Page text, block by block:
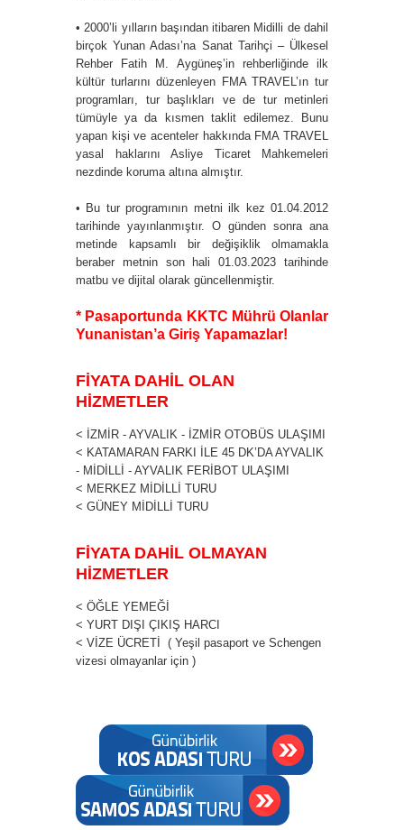
• 2000’li yılların başından itibaren Midilli de dahil
birçok Yunan Adası’na Sanat Tarihçi – Ülkesel
Rehber Fatih M. Aygüneş’in rehberliğinde ilk
kültür turlarını düzenleyen FMA TRAVEL’ın tur
programları, tur başlıkları ve de tur metinleri
tümüyle ya da kısmen taklit edilemez. Bunu
yapan kişi ve acenteler hakkında FMA TRAVEL
yasal haklarını Asliye Ticaret Mahkemeleri
nezdinde koruma altına almıştır.
• Bu tur programının metni ilk kez 01.04.2012
tarihinde yayınlanmıştır. O günden sonra ana
metinde kapsamlı bir değişiklik olmamakla
beraber metnin son hali 01.03.2023 tarihinde
matbu ve dijital olarak güncellenmiştir.
* Pasaportunda KKTC Mührü Olanlar
Yunanistan’a Giriş Yapamazlar!
FİYATA DAHİL OLAN
HİZMETLER
< İZMİR - AYVALIK - İZMİR OTOBÜS ULAŞIMI
< KATAMARAN FARKI İLE 45 DK’DA AYVALIK
- MİDİLLİ - AYVALIK FERİBOT ULAŞIMI
< MERKEZ MİDİLLİ TURU
< GÜNEY MİDİLLİ TURU
FİYATA DAHİL OLMAYAN
HİZMETLER
< ÖĞLE YEMEĞİ
< YURT DIŞI ÇIKIŞ HARCI
< VİZE ÜCRETİ ( Yeşil pasaport ve Schengen
vizesi olmayanlar için )